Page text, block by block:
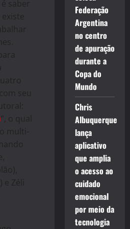
saber
seu
”, o qual
multi-
Zéli
Federação
Argentina
no centro
de apuração
durante a
Copa do
Mundo
Chris
Albuquerque
lança
aplicativo
que amplia
o acesso ao
cuidado
emocional
por meio da
tecnologia